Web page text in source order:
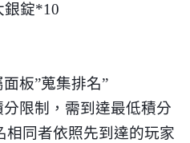
銀錠*10
面板”蒐集排名”
限制，需到達最低積分
相同者依照先到達的玩家